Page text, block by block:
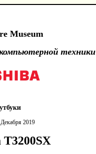
Museum
техники
2019
T3200SX